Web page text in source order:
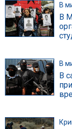
В
В
В
В